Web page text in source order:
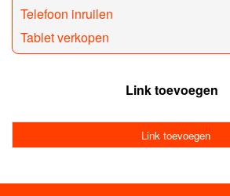
Telefoon inruilen
Tablet verkopen
Link toevoegen
Link toevoegen